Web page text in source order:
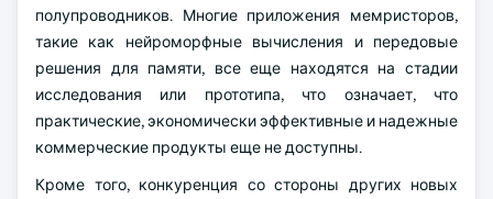
полупроводников. Многие приложения мемристоров,
такие как нейроморфные вычисления и передовые
решения для памяти, все еще находятся на стадии
исследования или прототипа, что означает, что
практические, экономически эффективные и надежные
коммерческие продукты еще не доступны.
Кроме того, конкуренция со стороны других новых